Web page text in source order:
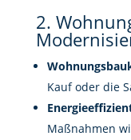
2.
Kauf oder die
Maßnahmen